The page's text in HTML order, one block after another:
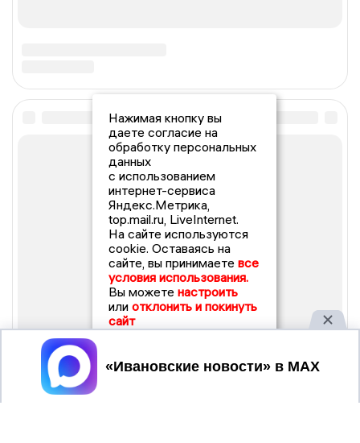
Нажимая кнопку вы
даете согласие на
обработку персональных
данных
с использованием
интернет-сервиса
Яндекс.Метрика,
top.mail.ru, LiveInternet.
На сайте используются
cookie. Оставаясь на
сайте, вы принимаете все
условия использования.
Вы можете настроить
или отклонить и покинуть
сайт
Принять